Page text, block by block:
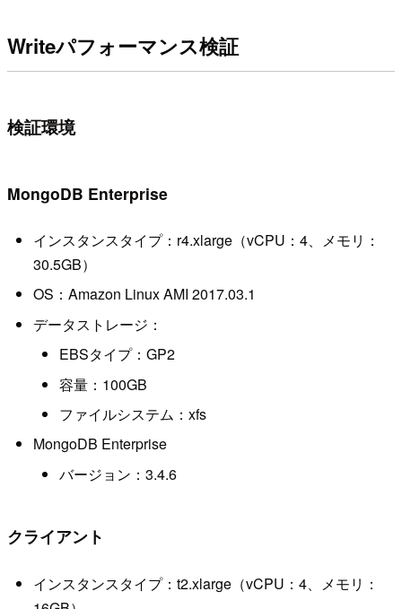
Writeパフォーマンス検証
検証環境
MongoDB Enterprise
インスタンスタイプ：r4.xlarge（vCPU：4、メモリ：
30.5GB）
OS：Amazon Linux AMI 2017.03.1
データストレージ：
EBSタイプ：GP2
容量：100GB
ファイルシステム：xfs
MongoDB Enterprise
バージョン：3.4.6
クライアント
インスタンスタイプ：t2.xlarge（vCPU：4、メモリ：